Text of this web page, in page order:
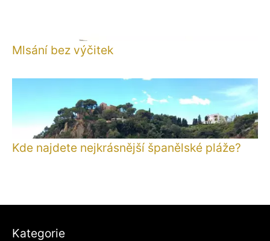
Mlsání bez výčitek
Kde najdete nejkrásnější španělské pláže?
Kategorie